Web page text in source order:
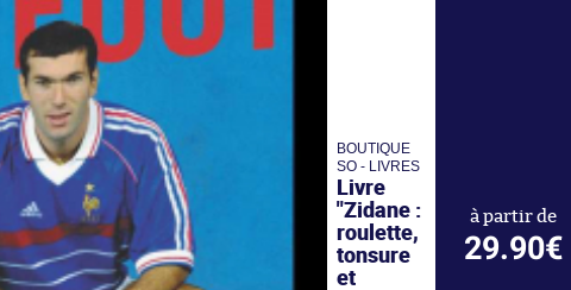
BOUTIQUE
SO - LIVRES
Livre
"Zidane :
roulette,
tonsure
et
à partir de
29.90€